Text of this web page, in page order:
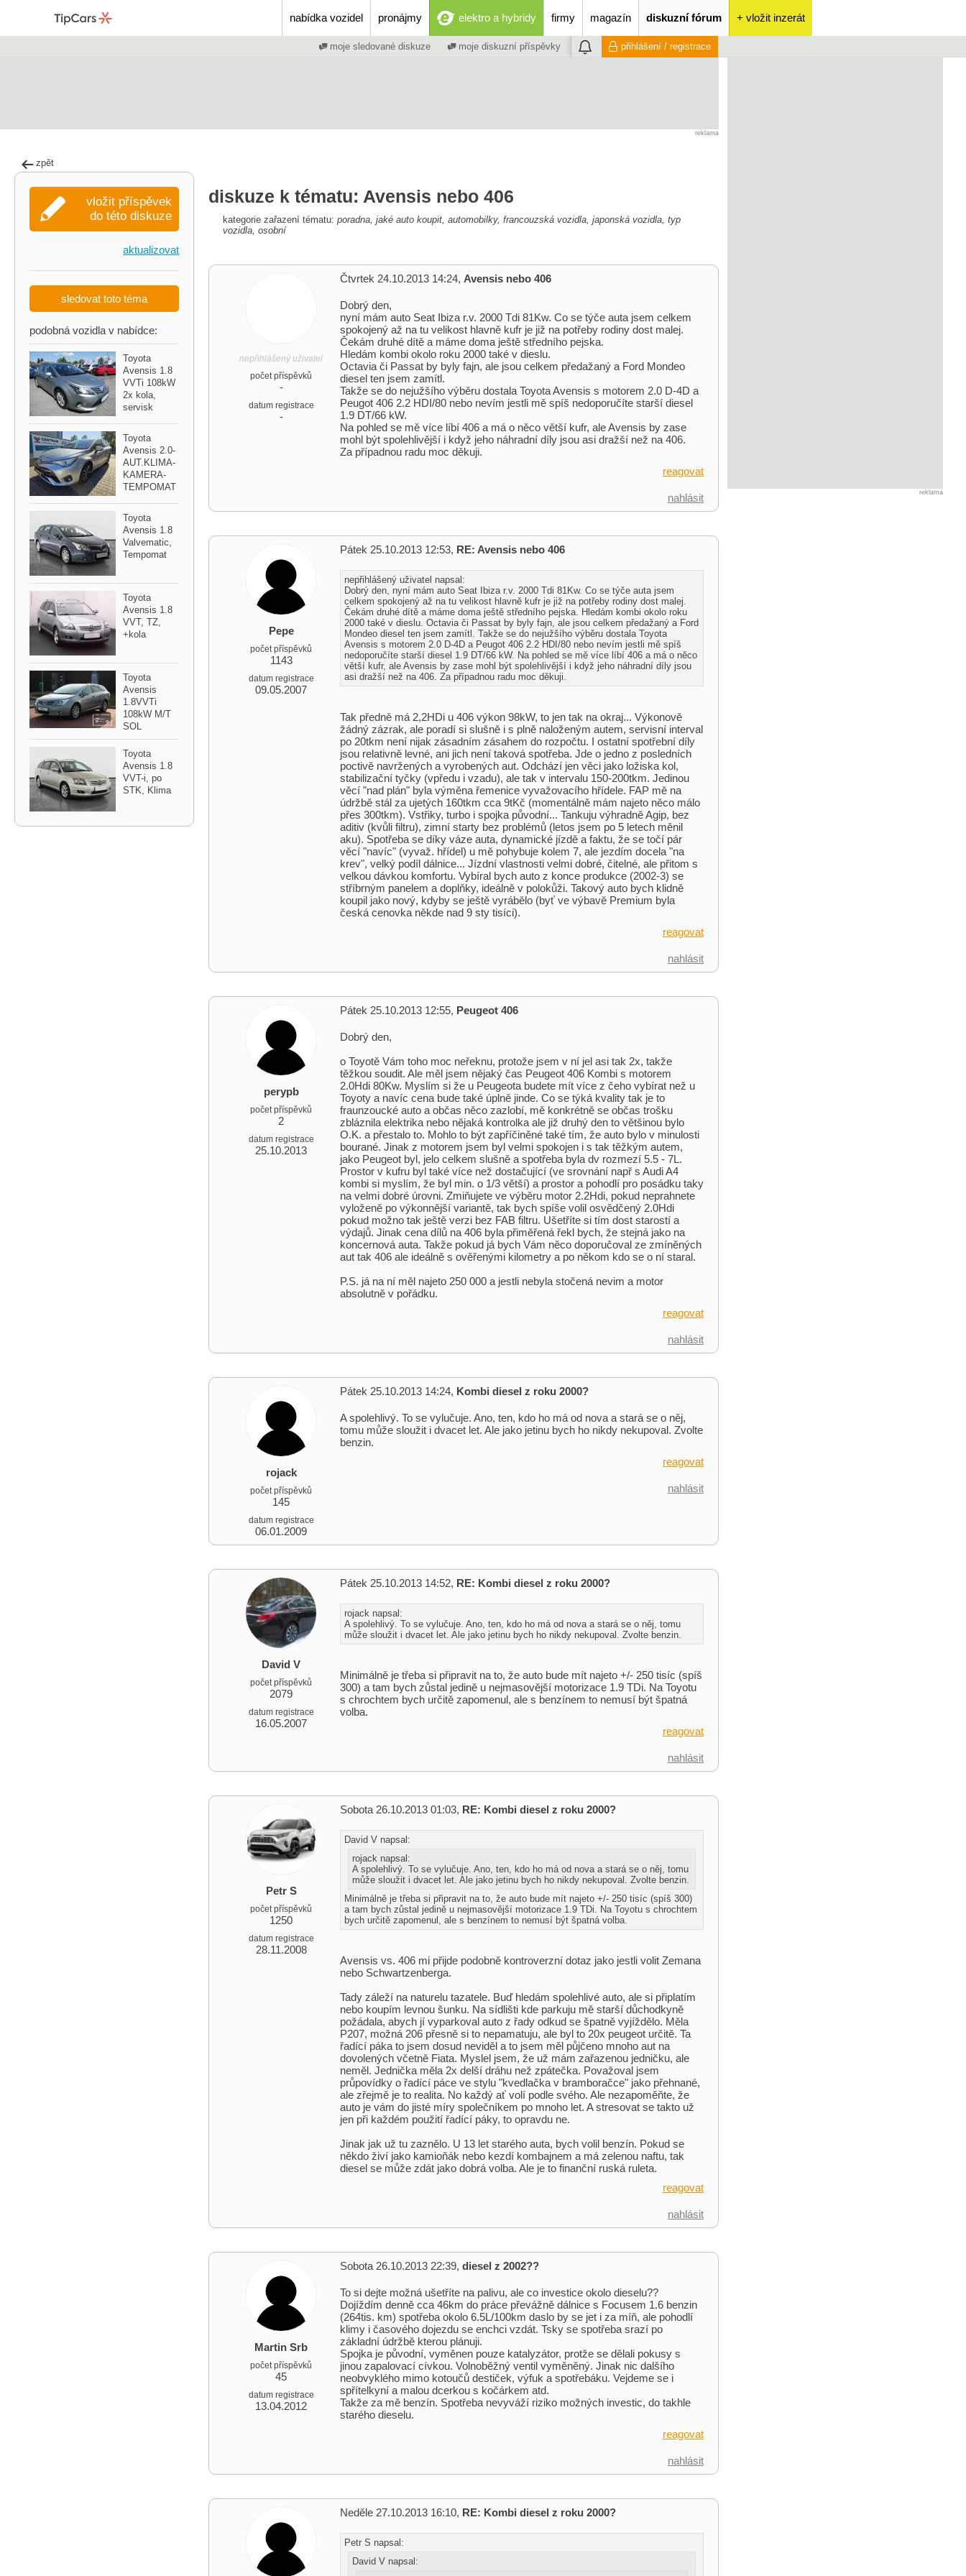
nabídka vozidel pronájmy elektro a hybridy firmy magazín diskuzní fórum + vložit inzerát
moje sledované diskuze moje diskuzní příspěvky přihlášení / registrace
reklama
zpět
diskuze k tématu: Avensis nebo 406
kategorie zařazení tématu: poradna, jaké auto koupit, automobilky, francouzská vozidla, japonská vozidla, typ
vozidla, osobní
nepřihlášený uživatel
počet příspěvků
-
datum registrace
-
Čtvrtek 24.10.2013 14:24, Avensis nebo 406
Dobrý den,
nyní mám auto Seat Ibiza r.v. 2000 Tdi 81Kw. Co se týče auta jsem celkem
spokojený až na tu velikost hlavně kufr je již na potřeby rodiny dost malej.
Čekám druhé dítě a máme doma ještě středního pejska.
Hledám kombi okolo roku 2000 také v dieslu.
Octavia či Passat by byly fajn, ale jsou celkem předažaný a Ford Mondeo
diesel ten jsem zamítl.
Takže se do nejužšího výběru dostala Toyota Avensis s motorem 2.0 D-4D a
Peugot 406 2.2 HDI/80 nebo nevím jestli mě spíš nedoporučíte starší diesel
1.9 DT/66 kW.
Na pohled se mě více líbí 406 a má o něco větší kufr, ale Avensis by zase
mohl být spolehlivější i když jeho náhradní díly jsou asi dražší než na 406.
Za případnou radu moc děkuji.
reagovat
nahlásit
Pepe
počet příspěvků
1143
datum registrace
09.05.2007
Pátek 25.10.2013 12:53, RE: Avensis nebo 406
nepřihlášený uživatel napsal:
Dobrý den, nyní mám auto Seat Ibiza r.v. 2000 Tdi 81Kw. Co se týče auta jsem
celkem spokojený až na tu velikost hlavně kufr je již na potřeby rodiny dost malej.
Čekám druhé dítě a máme doma ještě středního pejska. Hledám kombi okolo roku
2000 také v dieslu. Octavia či Passat by byly fajn, ale jsou celkem předažaný a Ford
Mondeo diesel ten jsem zamítl. Takže se do nejužšího výběru dostala Toyota
Avensis s motorem 2.0 D-4D a Peugot 406 2.2 HDI/80 nebo nevím jestli mě spíš
nedoporučíte starší diesel 1.9 DT/66 kW. Na pohled se mě více líbí 406 a má o něco
větší kufr, ale Avensis by zase mohl být spolehlivější i když jeho náhradní díly jsou
asi dražší než na 406. Za případnou radu moc děkuji.
Tak předně má 2,2HDi u 406 výkon 98kW, to jen tak na okraj... Výkonově
žádný zázrak, ale poradí si slušně i s plně naloženým autem, servisní interval
po 20tkm není nijak zásadním zásahem do rozpočtu. I ostatní spotřební díly
jsou relativně levné, ani jich není taková spotřeba. Jde o jedno z posledních
poctivě navržených a vyrobených aut. Odchází jen věci jako ložiska kol,
stabilizační tyčky (vpředu i vzadu), ale tak v intervalu 150-200tkm. Jedinou
věcí "nad plán" byla výměna řemenice vyvažovacího hřídele. FAP mě na
údržbě stál za ujetých 160tkm cca 9tKč (momentálně mám najeto něco málo
přes 300tkm). Vstřiky, turbo i spojka původní... Tankuju výhradně Agip, bez
aditiv (kvůli filtru), zimní starty bez problémů (letos jsem po 5 letech měnil
aku). Spotřeba se díky váze auta, dynamické jízdě a faktu, že se točí pár
věcí "navíc" (vyvaž. hřídel) u mě pohybuje kolem 7, ale jezdím docela "na
krev", velký podíl dálnice... Jízdní vlastnosti velmi dobré, čitelné, ale přitom s
velkou dávkou komfortu. Vybíral bych auto z konce produkce (2002-3) se
stříbrným panelem a doplňky, ideálně v polokůži. Takový auto bych klidně
koupil jako nový, kdyby se ještě vyrábělo (byť ve výbavě Premium byla
česká cenovka někde nad 9 sty tisíci).
reagovat
nahlásit
perypb
počet příspěvků
2
datum registrace
25.10.2013
Pátek 25.10.2013 12:55, Peugeot 406
Dobrý den,
o Toyotě Vám toho moc neřeknu, protože jsem v ní jel asi tak 2x, takže
těžkou soudit. Ale měl jsem nějaký čas Peugeot 406 Kombi s motorem
2.0Hdi 80Kw. Myslím si že u Peugeota budete mít více z čeho vybírat než u
Toyoty a navíc cena bude také úplně jinde. Co se týká kvality tak je to
fraunzoucké auto a občas něco zazlobí, mě konkrétně se občas trošku
zbláznila elektrika nebo nějaká kontrolka ale již druhý den to většinou bylo
O.K. a přestalo to. Mohlo to být zapříčiněné také tím, že auto bylo v minulosti
bourané. Jinak z motorem jsem byl velmi spokojen i s tak těžkým autem,
jako Peugeot byl, jelo celkem slušně a spotřeba byla dv rozmezí 5.5 - 7L.
Prostor v kufru byl také více než dostačující (ve srovnání např s Audi A4
kombi si myslím, že byl min. o 1/3 větší) a prostor a pohodlí pro posádku taky
na velmi dobré úrovni. Zmiňujete ve výběru motor 2.2Hdi, pokud neprahnete
vyloženě po výkonnější variantě, tak bych spíše volil osvědčený 2.0Hdi
pokud možno tak ještě verzi bez FAB filtru. Ušetříte si tím dost starostí a
výdajů. Jinak cena dílů na 406 byla přiměřená řekl bych, že stejná jako na
koncernová auta. Takže pokud já bych Vám něco doporučoval ze zmíněných
aut tak 406 ale ideálně s ověřenými kilometry a po někom kdo se o ní staral.
P.S. já na ní měl najeto 250 000 a jestli nebyla stočená nevim a motor
absolutně v pořádku.
reagovat
nahlásit
rojack
počet příspěvků
145
datum registrace
06.01.2009
Pátek 25.10.2013 14:24, Kombi diesel z roku 2000?
A spolehlivý. To se vylučuje. Ano, ten, kdo ho má od nova a stará se o něj,
tomu může sloužit i dvacet let. Ale jako jetinu bych ho nikdy nekupoval. Zvolte
benzin.
reagovat
nahlásit
David V
počet příspěvků
2079
datum registrace
16.05.2007
Pátek 25.10.2013 14:52, RE: Kombi diesel z roku 2000?
rojack napsal:
A spolehlivý. To se vylučuje. Ano, ten, kdo ho má od nova a stará se o něj, tomu
může sloužit i dvacet let. Ale jako jetinu bych ho nikdy nekupoval. Zvolte benzin.
Minimálně je třeba si připravit na to, že auto bude mít najeto +/- 250 tisíc (spíš
300) a tam bych zůstal jedině u nejmasovější motorizace 1.9 TDi. Na Toyotu
s chrochtem bych určitě zapomenul, ale s benzínem to nemusí být špatná
volba.
reagovat
nahlásit
Petr S
počet příspěvků
1250
datum registrace
28.11.2008
Sobota 26.10.2013 01:03, RE: Kombi diesel z roku 2000?
David V napsal:
rojack napsal:
A spolehlivý. To se vylučuje. Ano, ten, kdo ho má od nova a stará se o něj, tomu
může sloužit i dvacet let. Ale jako jetinu bych ho nikdy nekupoval. Zvolte benzin.
Minimálně je třeba si připravit na to, že auto bude mít najeto +/- 250 tisíc (spíš 300)
a tam bych zůstal jedině u nejmasovější motorizace 1.9 TDi. Na Toyotu s chrochtem
bych určitě zapomenul, ale s benzínem to nemusí být špatná volba.
Avensis vs. 406 mi přijde podobně kontroverzní dotaz jako jestli volit Zemana
nebo Schwartzenberga.
Tady záleží na naturelu tazatele. Buď hledám spolehlivé auto, ale si připlatím
nebo koupím levnou šunku. Na sídlišti kde parkuju mě starší důchodkyně
požádala, abych jí vyparkoval auto z řady odkud se špatně vyjíždělo. Měla
P207, možná 206 přesně si to nepamatuju, ale byl to 20x peugeot určitě. Ta
řadící páka to jsem dosud neviděl a to jsem měl půjčeno mnoho aut na
dovolených včetně Fiata. Myslel jsem, že už mám zařazenou jedničku, ale
neměl. Jednička měla 2x delší dráhu než zpátečka. Považoval jsem
průpovídky o řadící páce ve stylu "kvedlačka v bramboračce" jako přehnané,
ale zřejmě je to realita. No každý ať volí podle svého. Ale nezapoměňte, že
auto je vám do jisté míry společníkem po mnoho let. A stresovat se takto už
jen při každém použití řadící páky, to opravdu ne.
Jinak jak už tu zaznělo. U 13 let starého auta, bych volil benzín. Pokud se
někdo živí jako kamioňák nebo kezdí kombajnem a má zelenou naftu, tak
diesel se může zdát jako dobrá volba. Ale je to finanční ruská ruleta.
reagovat
nahlásit
Martin Srb
počet příspěvků
45
datum registrace
13.04.2012
Sobota 26.10.2013 22:39, diesel z 2002??
To si dejte možná ušetříte na palivu, ale co investice okolo dieselu??
Dojíždím denně cca 46km do práce převážně dálnice s Focusem 1.6 benzin
(264tis. km) spotřeba okolo 6.5L/100km daslo by se jet i za míň, ale pohodlí
klimy i časového dojezdu se enchci vzdát. Tsky se spotřeba srazí po
základní údržbě kterou plánuji.
Spojka je původní, vyměnen pouze katalyzátor, protže se dělali pokusy s
jinou zapalovací cívkou. Volnoběžný ventil vyměněný. Jinak nic dalšího
neobvyklého mimo kotoučů destiček, výfuk a spotřebáku. Vejdeme se i
spřítelkyní a malou dcerkou s kočárkem atd.
Takže za mě benzín. Spotřeba nevyváží riziko možných investic, do takhle
starého dieselu.
reagovat
nahlásit
Neděle 27.10.2013 16:10, RE: Kombi diesel z roku 2000?
Petr S napsal:
David V napsal:
vložit příspěvek
do této diskuze
aktualizovat
sledovat toto téma
podobná vozidla v nabídce:
Toyota
Avensis 1.8
VVTi 108kW
2x kola,​
servisk
Toyota
Avensis 2.0​-
AUT.KLIMA​-
KAMERA​-
TEMPOMAT
Toyota
Avensis 1.8
Valvematic,​
Tempomat
Toyota
Avensis 1.8
VVT,​ TZ,​ ​
+kola
Toyota
Avensis
1.8VVTi
108kW M/T
SOL
Toyota
Avensis 1.8
VVT​-i,​ po
STK,​ Klima
reklama